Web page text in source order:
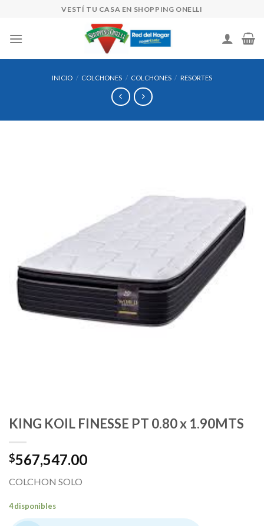
content
VESTÍ TU CASA EN SHOPPING ONELLI
INICIO / COLCHONES / COLCHONES / RESORTES
KING KOIL FINESSE PT 0.80 x 1.90MTS
$567,547.00
COLCHON SOLO
4 disponibles